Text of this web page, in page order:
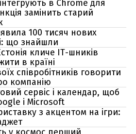
в Chrome для
замінить старий
100 тисяч нових
що знайшли
кличе IT-шників
в країні
співробітників говорити
компанію
сервіс і календар, щоб
і Microsoft
з акцентом на ігри: